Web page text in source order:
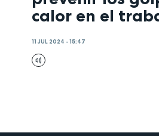
calor en el
11 JUL 2024 - 15:47